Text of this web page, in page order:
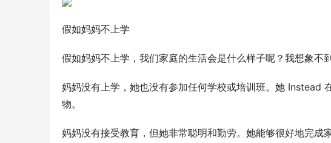
假如妈妈不上学
假如妈妈不上学，我们家庭的生活会是什么样子呢？我想象不到
妈妈没有上学，她也没有参加任何学校或培训班。她 Instead
物。
妈妈没有接受教育，但她非常聪明和勤劳。她能够很好地完成